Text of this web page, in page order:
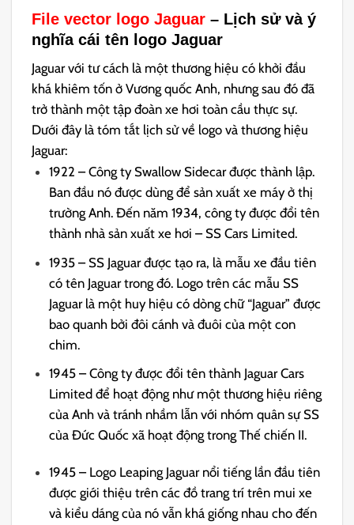
File vector logo Jaguar – Lịch sử và ý
nghĩa cái tên logo Jaguar
Jaguar với tư cách là một thương hiệu có khởi đầu
khá khiêm tốn ở Vương quốc Anh, nhưng sau đó đã
trở thành một tập đoàn xe hơi toàn cầu thực sự.
Dưới đây là tóm tắt lịch sử về logo và thương hiệu
Jaguar:
1922 – Công ty Swallow Sidecar được thành lập.
Ban đầu nó được dùng để sản xuất xe máy ở thị
trường Anh. Đến năm 1934, công ty được đổi tên
thành nhà sản xuất xe hơi – SS Cars Limited.
1935 – SS Jaguar được tạo ra, là mẫu xe đầu tiên
có tên Jaguar trong đó. Logo trên các mẫu SS
Jaguar là một huy hiệu có dòng chữ “Jaguar” được
bao quanh bởi đôi cánh và đuôi của một con
chim.
1945 – Công ty được đổi tên thành Jaguar Cars
Limited để hoạt động như một thương hiệu riêng
của Anh và tránh nhầm lẫn với nhóm quân sự SS
của Đức Quốc xã hoạt động trong Thế chiến II.
1945 – Logo Leaping Jaguar nổi tiếng lần đầu tiên
được giới thiệu trên các đồ trang trí trên mui xe
và kiểu dáng của nó vẫn khá giống nhau cho đến